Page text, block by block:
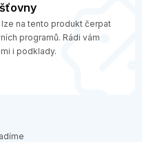
na tento produkt čerpat
programů. Rádi vám
i podklady.